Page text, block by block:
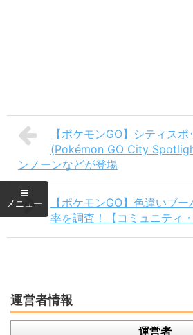
【ポケモンGO】シティスポ
(Pokémon GO City
ンノーンなどが登場
【ポケモンGO】色違いブ
率を調査！【コミュニティ・
運営者情報
運営者